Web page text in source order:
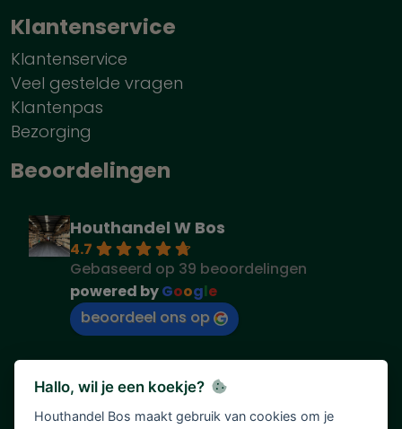
Klantenservice
Klantenservice
Veel gestelde vragen
Klantenpas
Bezorging
Beoordelingen
Houthandel W Bos
4.7
Gebaseerd op 39 beoordelingen
powered byGoogle
beoordeel ons op
Hallo, wil je een koekje?
Houthandel Bos maakt gebruik van cookies om je